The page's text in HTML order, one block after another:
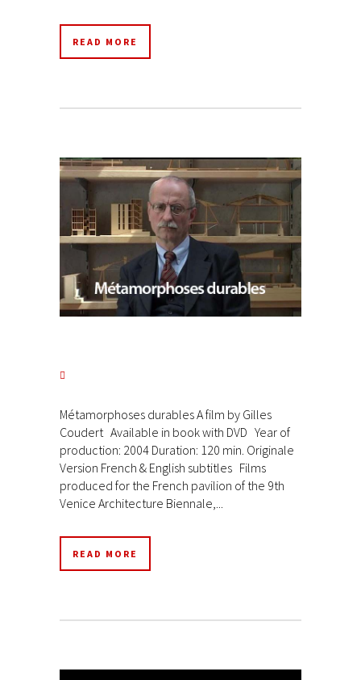
READ MORE
Métamorphoses durables A film by Gilles
Coudert Available in book with DVD Year of
production: 2004 Duration: 120 min. Originale
Version French & English subtitles Films
produced for the French pavilion of the 9th
Venice Architecture Biennale,...
READ MORE